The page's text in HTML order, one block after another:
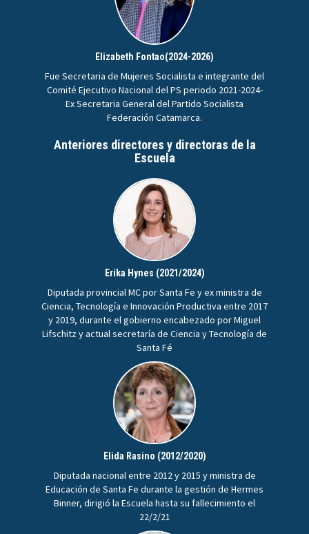
Elizabeth Fontao(2024-2026)
Fue Secretaria de Mujeres Socialista e integrante del
Comité Ejecutivo Nacional del PS periodo 2021-2024-
Ex Secretaria General del Partido Socialista
Federación Catamarca.
Anteriores directores y directoras de la
Escuela
Erika Hynes (2021/2024)
Diputada provincial MC por Santa Fe y ex ministra de
Ciencia, Tecnología e Innovación Productiva entre 2017
y 2019, durante el gobierno encabezado por Miguel
Lifschitz y actual secretaría de Ciencia y Tecnología de
Santa Fé
Elida Rasino (2012/2020)
Diputada nacional entre 2012 y 2015 y ministra de
Educación de Santa Fe durante la gestión de Hermes
Binner, dirigió la Escuela hasta su fallecimiento el
22/2/21